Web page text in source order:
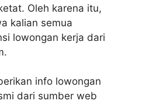
Oleh karena itu,
kalian semua
lowongan kerja dari
info lowongan
dari sumber web